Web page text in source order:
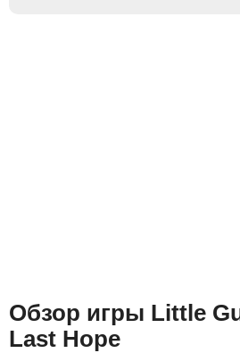
Обзор игры Little
Last Hope